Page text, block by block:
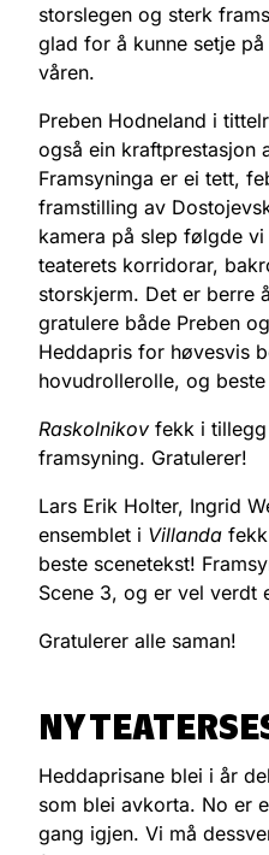
storslegen og sterk
glad for å kunne setje
våren.
Preben Hodneland i
også ein kraftprestasjon
Framsyninga er ei tett,
framstilling av
kamera på slep følgde
teaterets korridorar,
storskjerm. Det er berre
gratulere både Preben
Heddapris for høvesvis
hovudrollerolle, og
Raskolnikov fekk i
framsyning. Gratulerer!
Lars Erik Holter, Ingrid
ensemblet i Villanda
beste scenetekst!
Scene 3, og er vel verdt
Gratulerer alle saman!
NY
Heddaprisane blei i år
som blei avkorta. No er
gang igjen. Vi må